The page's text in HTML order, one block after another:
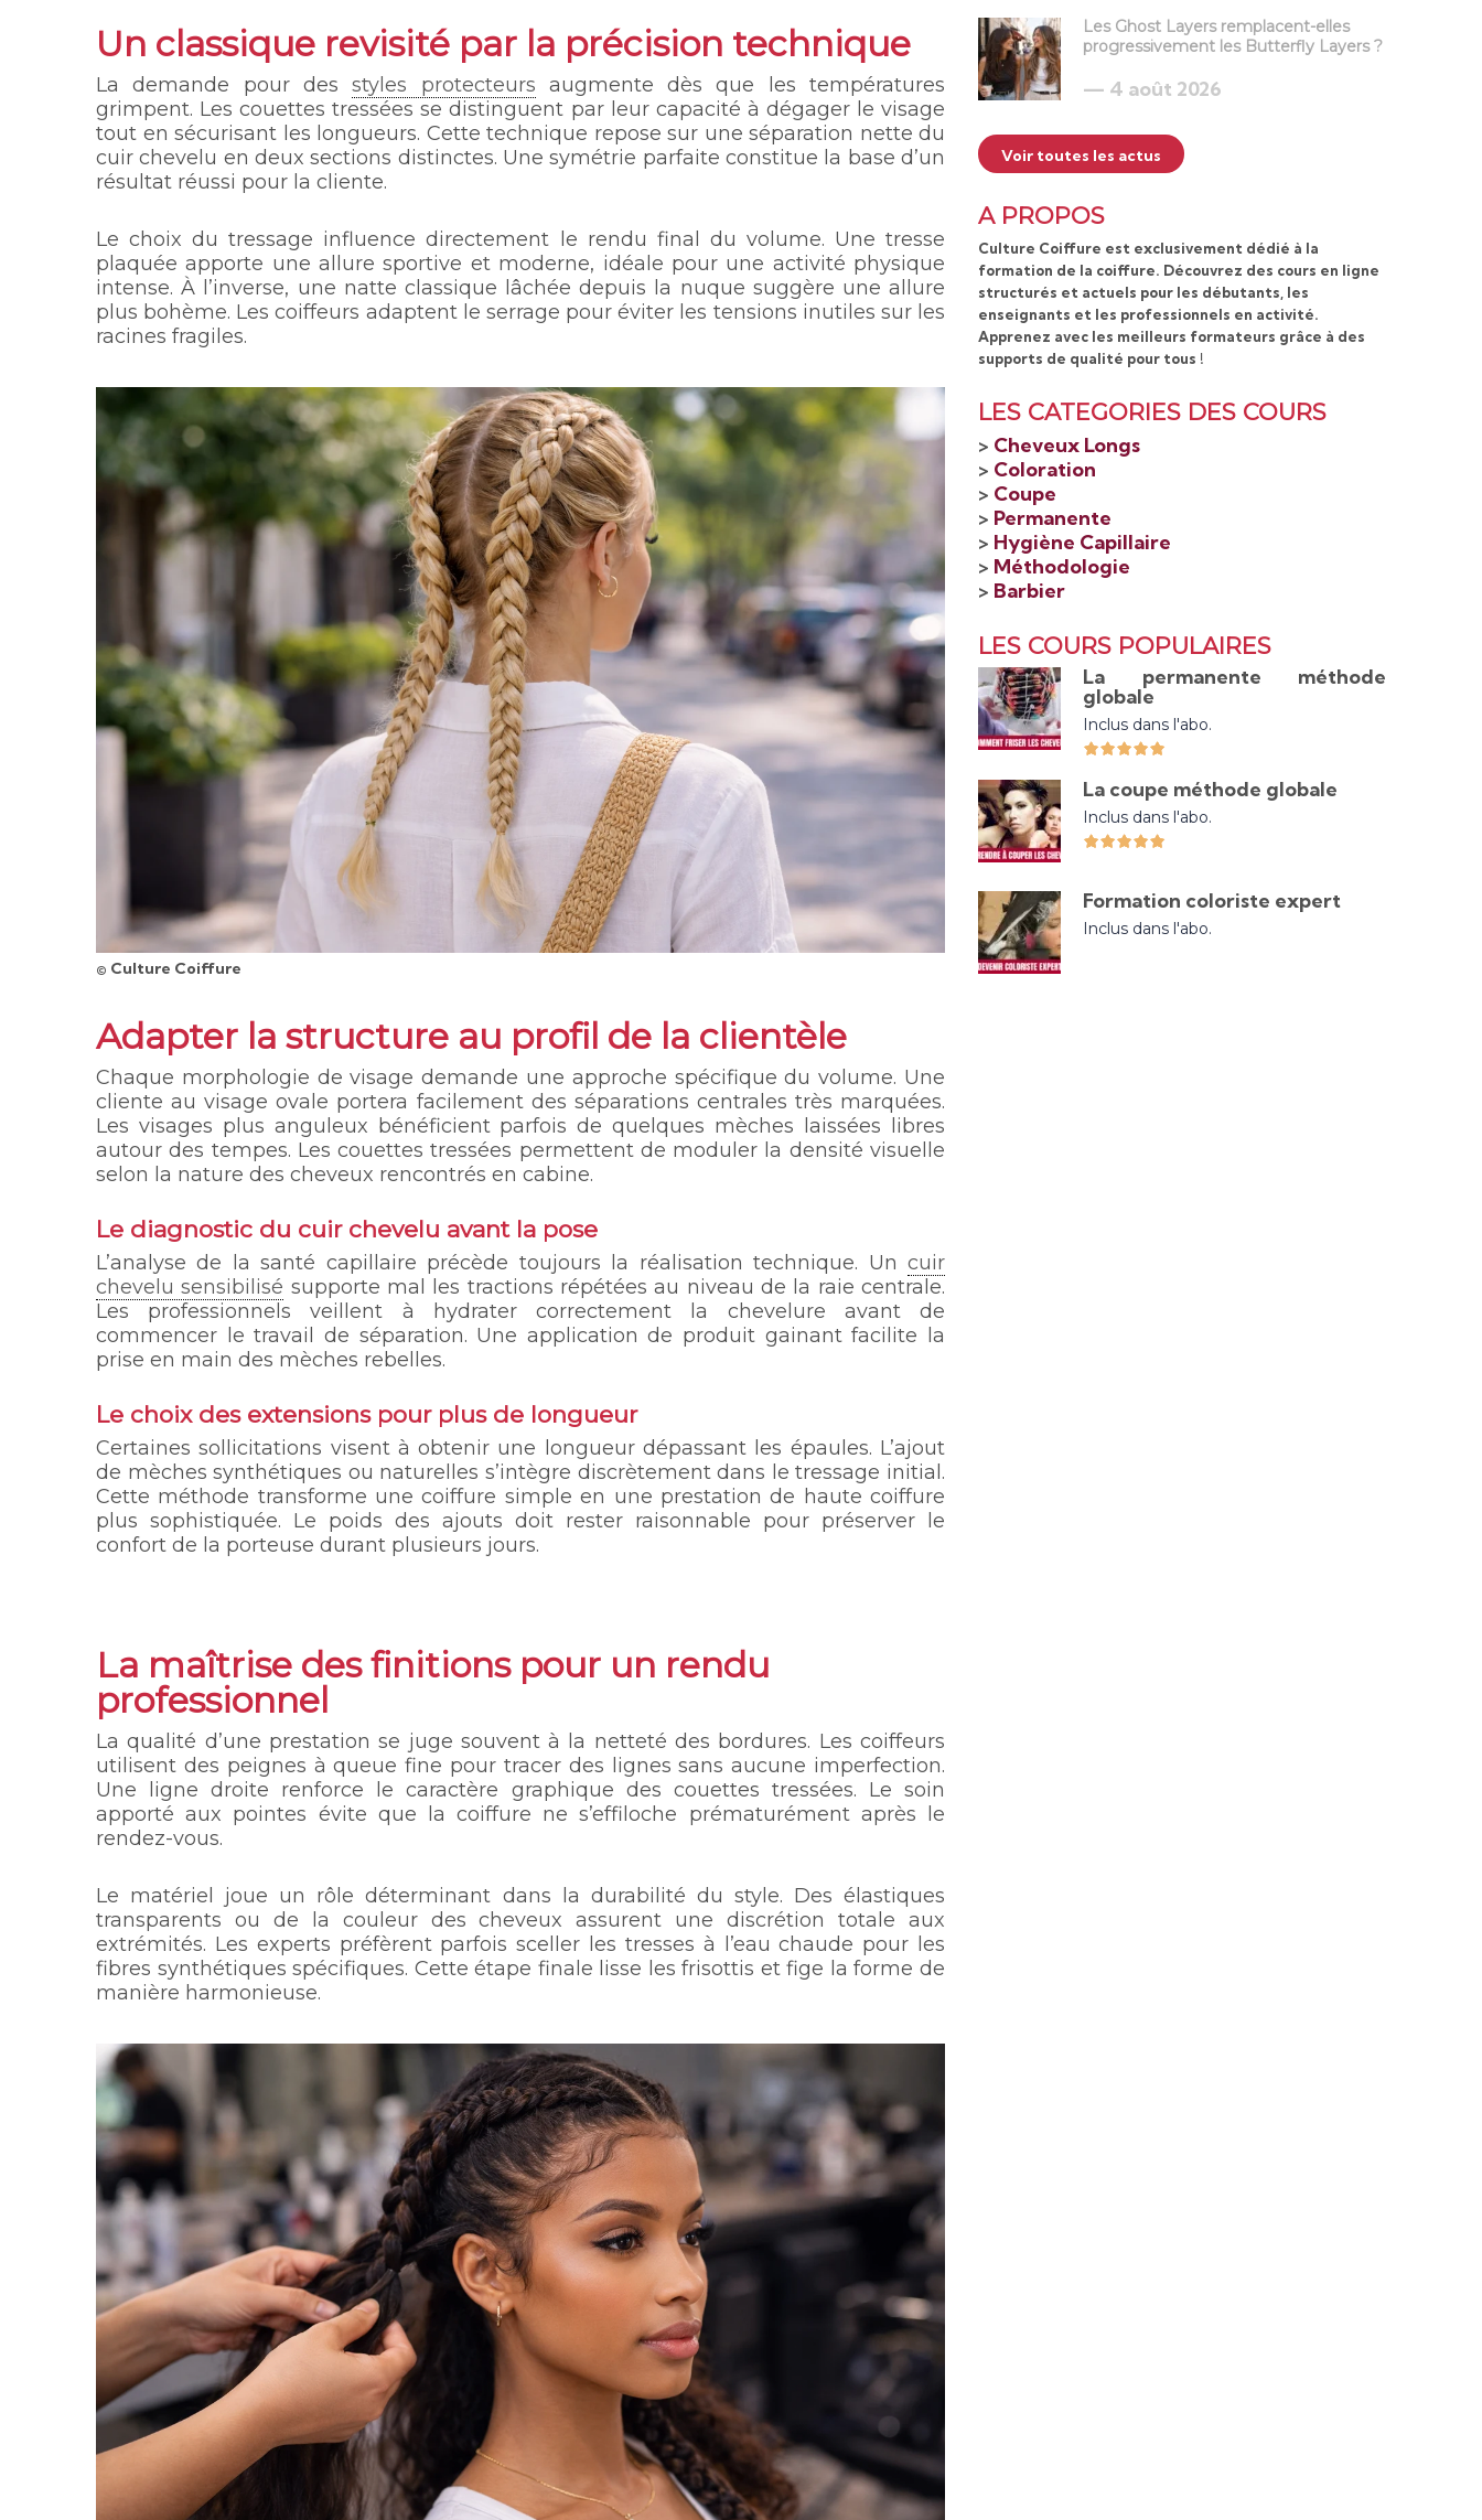
Un classique revisité par la précision technique
La demande pour desstyles protecteurs augmente dès que les températures
grimpent. Les couettes tressées se distinguent par leur capacité à dégager le visage
tout en sécurisant les longueurs. Cette technique repose sur une séparation nette du
cuir chevelu en deux sections distinctes. Une symétrie parfaite constitue la base d’un
résultat réussi pour la cliente.
Le choix du tressage influence directement le rendu final du volume. Une tresse
plaquée apporte une allure sportive et moderne, idéale pour une activité physique
intense. À l’inverse, une natte classique lâchée depuis la nuque suggère une allure
plus bohème. Les coiffeurs adaptent le serrage pour éviter les tensions inutiles sur les
racines fragiles.
© Culture Coiffure
Adapter la structure au profil de la clientèle
Chaque morphologie de visage demande une approche spécifique du volume. Une
cliente au visage ovale portera facilement des séparations centrales très marquées.
Les visages plus anguleux bénéficient parfois de quelques mèches laissées libres
autour des tempes. Les couettes tressées permettent de moduler la densité visuelle
selon la nature des cheveux rencontrés en cabine.
Le diagnostic du cuir chevelu avant la pose
L’analyse de la santé capillaire précède toujours la réalisation technique. Un cuir
chevelu sensibilisé supporte mal les tractions répétées au niveau de la raie centrale.
Les professionnels veillent à hydrater correctement la chevelure avant de
commencer le travail de séparation. Une application de produit gainant facilite la
prise en main des mèches rebelles.
Le choix des extensions pour plus de longueur
Certaines sollicitations visent à obtenir une longueur dépassant les épaules. L’ajout
de mèches synthétiques ou naturelles s’intègre discrètement dans le tressage initial.
Cette méthode transforme une coiffure simple en une prestation de haute coiffure
plus sophistiquée. Le poids des ajouts doit rester raisonnable pour préserver le
confort de la porteuse durant plusieurs jours.
La maîtrise des finitions pour un rendu
professionnel
La qualité d’une prestation se juge souvent à la netteté des bordures. Les coiffeurs
utilisent des peignes à queue fine pour tracer des lignes sans aucune imperfection.
Une ligne droite renforce le caractère graphique des couettes tressées. Le soin
apporté aux pointes évite que la coiffure ne s’effiloche prématurément après le
rendez-vous.
Le matériel joue un rôle déterminant dans la durabilité du style. Des élastiques
transparents ou de la couleur des cheveux assurent une discrétion totale aux
extrémités. Les experts préfèrent parfois sceller les tresses à l’eau chaude pour les
fibres synthétiques spécifiques. Cette étape finale lisse les frisottis et fige la forme de
manière harmonieuse.
Les Ghost Layers remplacent-elles
progressivement les Butterfly Layers ?
4 août 2026
Voir toutes les actus
A PROPOS
Culture Coiffure est exclusivement dédié à la
formation de la coiffure. Découvrez des cours en ligne
structurés et actuels pour les débutants, les
enseignants et les professionnels en activité.
Apprenez avec les meilleurs formateurs grâce à des
supports de qualité pour tous !
LES CATEGORIES DES COURS
> Cheveux Longs
> Coloration
> Coupe
> Permanente
> Hygiène Capillaire
> Méthodologie
> Barbier
LES COURS POPULAIRES
La permanente méthode
globale
Inclus dans l'abo.
La coupe méthode globale
Inclus dans l'abo.
Formation coloriste expert
Inclus dans l'abo.